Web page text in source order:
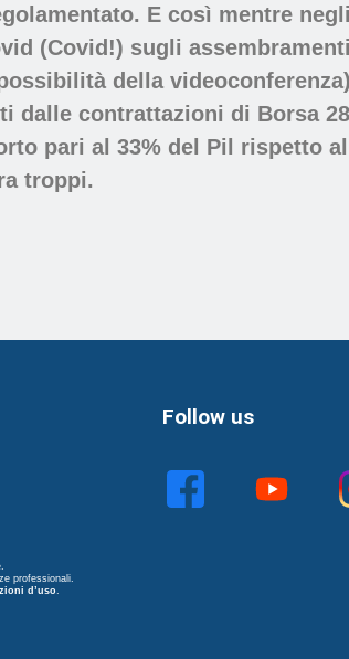
E così mentre
(Covid!) sugli
della
dalle contrattazioni di Borsa
pari al 33% del Pil rispetto al
troppi.
professionali.
d’uso
Follow us